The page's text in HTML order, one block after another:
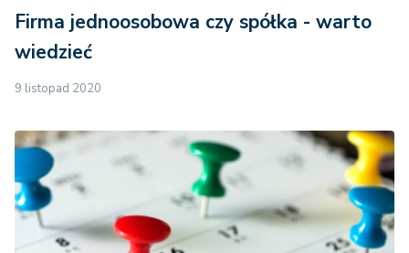
Firma jednoosobowa czy spółka - warto
wiedzieć
9 listopad 2020